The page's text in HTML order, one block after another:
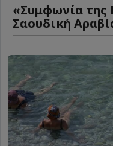
«Συμφωνία της
Σαουδική